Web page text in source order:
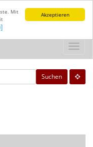
Akzeptieren
Mit
Suchen